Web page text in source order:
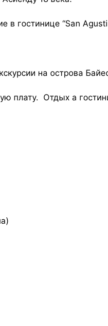
гостинице “San
на острова
плату. Отдых а